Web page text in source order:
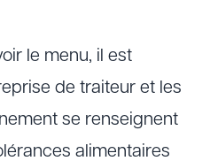
le menu, il est
de traiteur et les
se renseignent
alimentaires